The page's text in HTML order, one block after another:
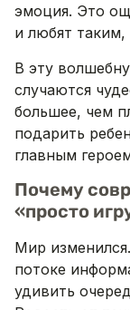
эмоция. Это
и любят таким,
В эту
случаются
большее, чем
подарить
главным
Почему
«просто
Мир
потоке
удивить